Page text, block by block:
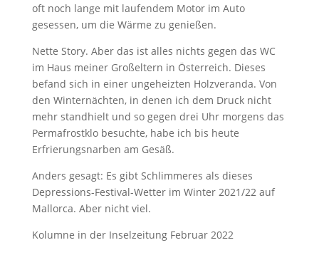
oft noch lange mit laufendem Motor im Auto
gesessen, um die Wärme zu genießen.
Nette Story. Aber das ist alles nichts gegen das WC
im Haus meiner Großeltern in Österreich. Dieses
befand sich in einer ungeheizten Holzveranda. Von
den Winternächten, in denen ich dem Druck nicht
mehr standhielt und so gegen drei Uhr morgens das
Permafrostklo besuchte, habe ich bis heute
Erfrierungsnarben am Gesäß.
Anders gesagt: Es gibt Schlimmeres als dieses
Depressions-Festival-Wetter im Winter 2021/22 auf
Mallorca. Aber nicht viel.
Kolumne in der Inselzeitung Februar 2022